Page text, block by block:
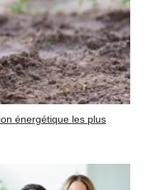
énergétique les plus